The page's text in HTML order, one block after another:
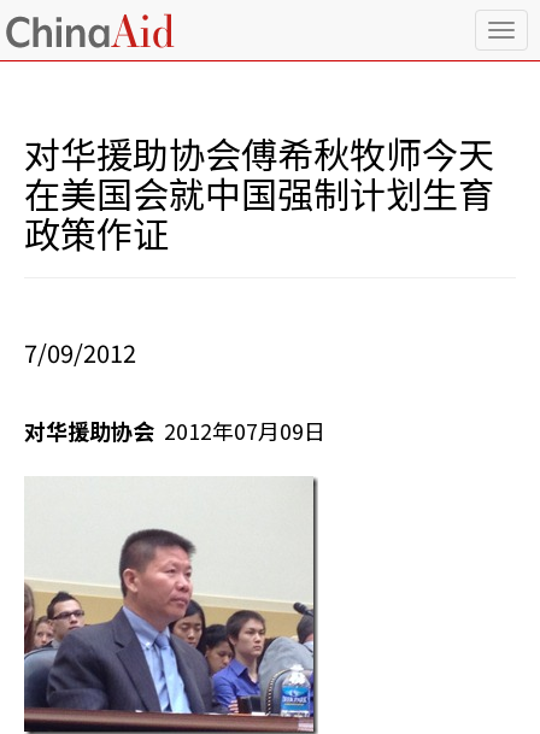
T
o
对华援助协会傅希秋牧师今天
在美国会就中国强制计划生育
政策作证
7/09/2012
对华援助协会 2012年07月09日